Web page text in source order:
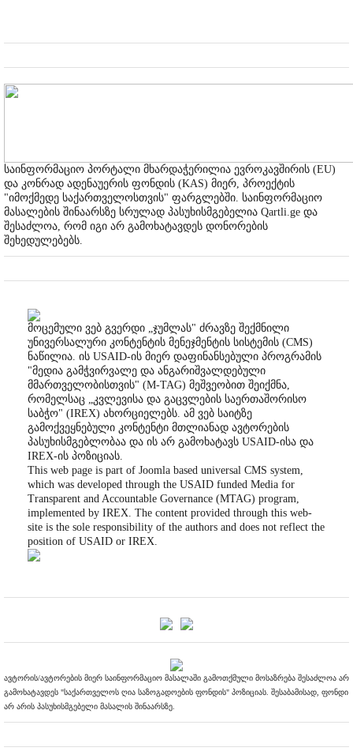
საინფორმაციო პორტალი მხარდაჭერილია ევროკავშირის (EU)
და კონრად ადენაუერის ფონდის (KAS) მიერ, პროექტის
"იმოქმედე საქართველოსთვის" ფარგლებში. საინფორმაციო
მასალების შინაარსზე სრულად პასუხისმგებელია Qartli.ge და
შესაძლოა, რომ იგი არ გამოხატავდეს დონორების
შეხედულებებს.
მოცემული ვებ გვერდი „ჯუმლას" ძრავზე შექმნილი
უნივერსალური კონტენტის მენეჯმენტის სისტემის (CMS)
ნაწილია. ის USAID-ის მიერ დაფინანსებული პროგრამის
"მედია გამჭვირვალე და ანგარიშვალდებული
მმართველობისთვის" (M-TAG) მეშვეობით შეიქმნა,
რომელსაც „კვლევისა და გაცვლების საერთაშორისო
საბჭო" (IREX) ახორციელებს. ამ ვებ საიტზე
გამოქვეყნებული კონტენტი მთლიანად ავტორების
პასუხისმგებლობაა და ის არ გამოხატავს USAID-ისა და
IREX-ის პოზიციას.
This web page is part of Joomla based universal CMS system,
which was developed through the USAID funded Media for
Transparent and Accountable Governance (MTAG) program,
implemented by IREX. The content provided through this web-
site is the sole responsibility of the authors and does not reflect the
position of USAID or IREX.
ავტორის/ავტორების მიერ საინფორმაციო მასალაში გამოთქმული მოსაზრება შესაძლოა არ
გამოხატავდეს "საქართველოს ღია საზოგადოების ფონდის" პოზიციას. შესაბამისად, ფონდი
არ არის პასუხისმგებელი მასალის შინაარსზე.